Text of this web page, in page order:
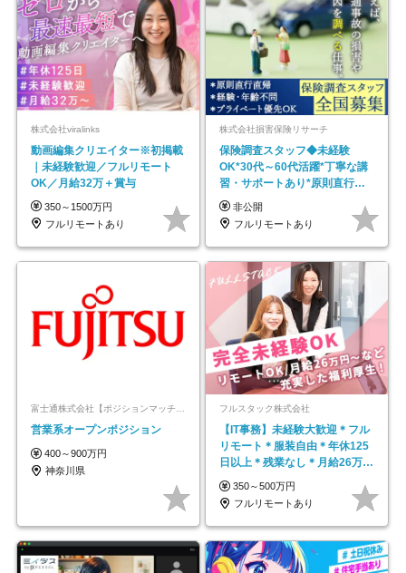
株式会社viralinks
動画編集クリエイター※初掲載
｜未経験歓迎／フルリモート
OK／月給32万＋賞与
350～1500万円
フルリモートあり
株式会社損害保険リサーチ
保険調査スタッフ◆未経験
OK*30代～60代活躍*丁寧な講
習・サポートあり*原則直行直
帰／全国募集・業務委託
非公開
フルリモートあり
富士通株式会社【ポジションマッチ登録】
営業系オープンポジション
400～900万円
神奈川県
フルスタック株式会社
【IT事務】未経験大歓迎＊フル
リモート＊服装自由＊年休125
日以上＊残業なし＊月給26万円
以上
350～500万円
フルリモートあり